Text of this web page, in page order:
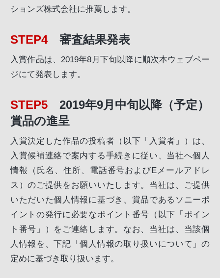
ションズ株式会社に推薦します。
STEP4審査結果発表
入賞作品は、2019年8月下旬以降に順次本ウェブペー
ジにて発表します。
STEP5 2019年9月中旬以降（予定）
賞品の進呈
入賞決定した作品の投稿者（以下「入賞者」）は、
入賞候補連絡で案内する手続きに従い、当社へ個人
情報（氏名、住所、電話番号およびEメールアドレ
ス）のご提供をお願いいたします。当社は、ご提供
いただいた個人情報に基づき、賞品であるソニーポ
イントの発行に必要なポイント番号（以下「ポイン
ト番号」）をご連絡します。なお、当社は、当該個
人情報を、下記「個人情報の取り扱いについて」の
定めに基づき取り扱います。